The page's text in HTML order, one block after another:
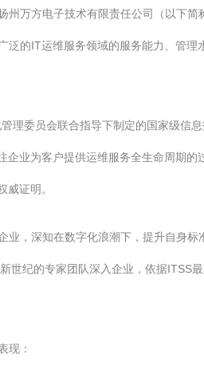
万方电子技术有限责任公司（以下
的IT运维服务领域的服务能力、管
委员会联合指导下制定的国家级信
业为客户提供运维服务全生命周期的
证明。
，深知在数字化浪潮下，提升自身
纪的专家团队深入企业，依据ITSS
现：